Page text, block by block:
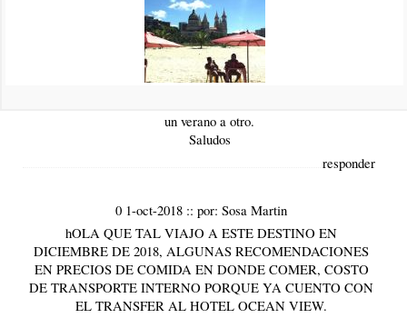
Es muy difícil determinar un presupuesto porque cada uno
tiene una manera muy diferente de gastar que otro, pero por
lo que vemos en general Brasil no está muy diferente de lo
que son los precios en Argentina en este momento, incluso
puede ser que a pesar de la devaluación sea más barato que
un verano a otro.
Saludos
responder
0 1-oct-2018 ::por:Sosa Martin
hOLA QUE TAL VIAJO A ESTE DESTINO EN
DICIEMBRE DE 2018, ALGUNAS RECOMENDACIONES
EN PRECIOS DE COMIDA EN DONDE COMER, COSTO
DE TRANSPORTE INTERNO PORQUE YA CUENTO CON
EL TRANSFER AL HOTEL OCEAN VIEW.